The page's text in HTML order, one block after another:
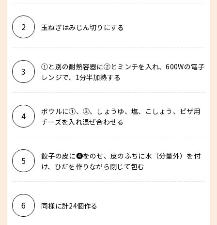
2 玉ねぎはみじん切りにする
3
①と別の耐熱容器に②とミンチを入れ、600Wの電子
レンジで、1分半加熱する
4
ボウルに①、③、しょうゆ、塩、こしょう、ピザ用
チーズを入れ混ぜ合わせる
5
餃子の皮に❹をのせ、皮のふちに水（分量外）を付
け、ひだを作りながら閉じて包む
6 同様に計24個作る